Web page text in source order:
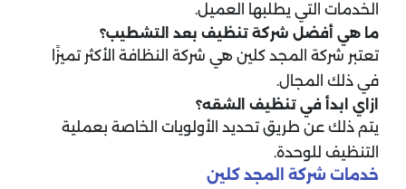
الخدمات التي يطلبها العميل.
ما هي أفضل شركة تنظيف بعد التشطيب؟
تعتبر شركة المجد كلين هي شركة النظافة الأكثر تميزًا
في ذلك المجال.
ازاي ابدأ في تنظيف الشقه؟
يتم ذلك عن طريق تحديد الأولويات الخاصة بعملية
التنظيف للوحدة.
خدمات شركة المجد كلين